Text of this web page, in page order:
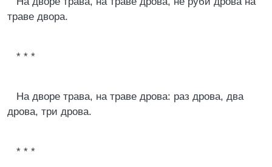
траве двора.
* * *
На дворе трава, на траве дрова: раз дрова, два
дрова, три дрова.
* * *